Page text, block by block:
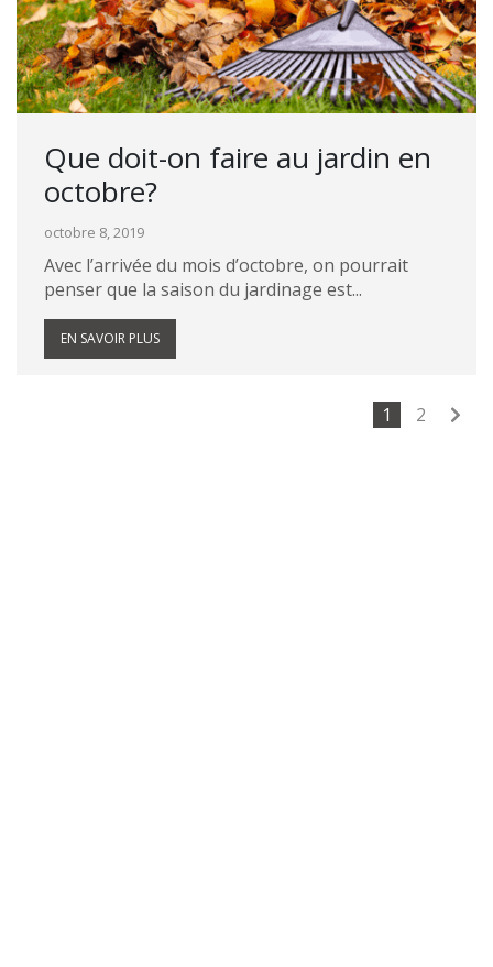
Que doit-on faire au jardin en
octobre?
octobre 8, 2019
Avec l’arrivée du mois d’octobre, on pourrait
penser que la saison du jardinage est...
EN SAVOIR PLUS
1 2